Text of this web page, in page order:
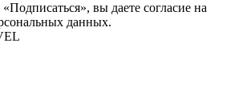
вы даете согласие на
данных.